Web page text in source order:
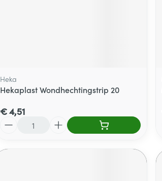
Heka
Hekaplast Wondhechtingstrip 20
€ 4,51